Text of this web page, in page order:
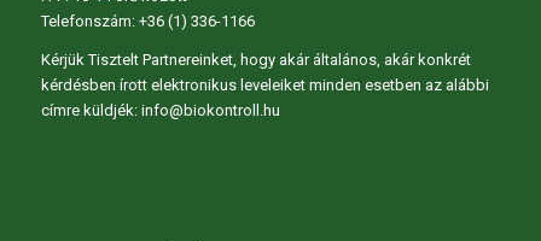
Telefonszám: +36 (1) 336-1166
Kérjük Tisztelt Partnereinket, hogy akár általános, akár konkrét
kérdésben írott elektronikus leveleiket minden esetben az alábbi
címre küldjék: info@biokontroll.hu